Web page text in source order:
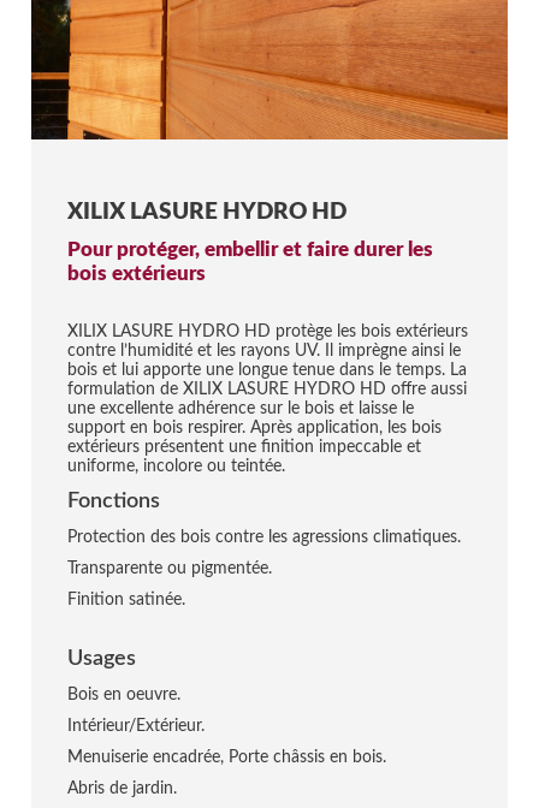
XILIX LASURE HYDRO HD
Pour protéger, embellir et faire durer les
bois extérieurs
XILIX LASURE HYDRO HD protège les bois extérieurs
contre l’humidité et les rayons UV. Il imprègne ainsi le
bois et lui apporte une longue tenue dans le temps. La
formulation de XILIX LASURE HYDRO HD offre aussi
une excellente adhérence sur le bois et laisse le
support en bois respirer. Après application, les bois
extérieurs présentent une finition impeccable et
uniforme, incolore ou teintée.
Fonctions
Protection des bois contre les agressions climatiques.
Transparente ou pigmentée.
Finition satinée.
Usages
Bois en oeuvre.
Intérieur/Extérieur.
Menuiserie encadrée, Porte châssis en bois.
Abris de jardin.